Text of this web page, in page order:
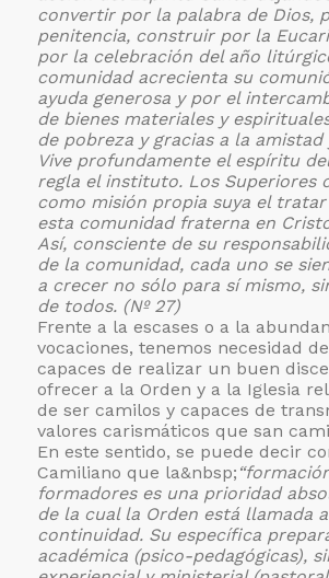
convertir por la palabra de Dios,
penitencia, construir por la
por la celebración del año
comunidad acrecienta su
ayuda generosa y por el
de bienes materiales y
de pobreza y gracias a la amistad
Vive profundamente el espíritu
regla el instituto. Los Superiores
como misión propia suya el
esta comunidad fraterna en
Así, consciente de su
de la comunidad, cada uno se
a crecer no sólo para sí mismo,
de todos. (Nº 27)
Frente a la escases o a la
vocaciones, tenemos necesidad
capaces de realizar un buen
ofrecer a la Orden y a la Iglesia
de ser camilos y capaces de
valores carismáticos que san
En este sentido, se puede decir
Camiliano que la&nbsp;
formadores es una prioridad
de la cual la Orden está llamada
continuidad. Su específica
académica (psico-pedagógicas),